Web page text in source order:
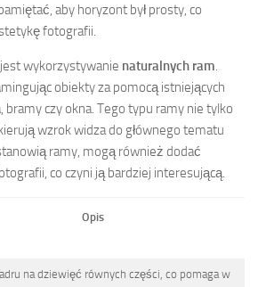
aby horyzont był prosty, co
fotografii.
wykorzystywanie naturalnych ram.
obiekty za pomocą istniejących
czy okna. Tego typu ramy nie tylko
wzrok widza do głównego tematu
ramy, mogą również dodać
co czyni ją bardziej interesującą.
Opis
na dziewięć równych części, co pomaga w